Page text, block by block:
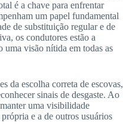
é a chave para enfrentar
um papel fundamental
de substituição regular e de
os condutores estão a
visão nítida em todas as
da escolha correta de escovas,
sinais de desgaste. Ao
uma visibilidade
e a de outros usuários